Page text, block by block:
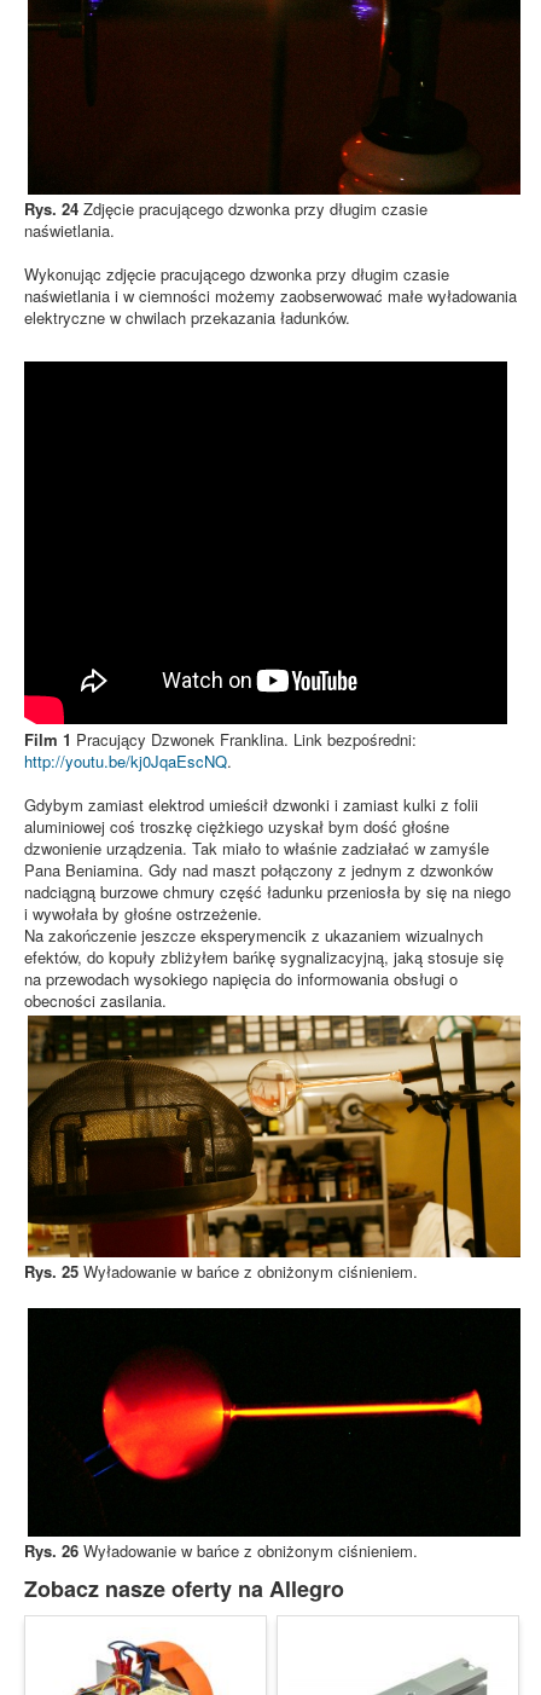
Rys. 24 Zdjęcie pracującego dzwonka przy długim czasie
naświetlania.
Wykonując zdjęcie pracującego dzwonka przy długim czasie
naświetlania i w ciemności możemy zaobserwować małe wyładowania
elektryczne w chwilach przekazania ładunków.
Film 1 Pracujący Dzwonek Franklina. Link bezpośredni:
http://youtu.be/kj0JqaEscNQ.
Gdybym zamiast elektrod umieścił dzwonki i zamiast kulki z folii
aluminiowej coś troszkę ciężkiego uzyskał bym dość głośne
dzwonienie urządzenia. Tak miało to właśnie zadziałać w zamyśle
Pana Beniamina. Gdy nad maszt połączony z jednym z dzwonków
nadciągną burzowe chmury część ładunku przeniosła by się na niego
i wywołała by głośne ostrzeżenie.
Na zakończenie jeszcze eksperymencik z ukazaniem wizualnych
efektów, do kopuły zbliżyłem bańkę sygnalizacyjną, jaką stosuje się
na przewodach wysokiego napięcia do informowania obsługi o
obecności zasilania.
Rys. 25 Wyładowanie w bańce z obniżonym ciśnieniem.
Rys. 26 Wyładowanie w bańce z obniżonym ciśnieniem.
Zobacz nasze oferty na Allegro